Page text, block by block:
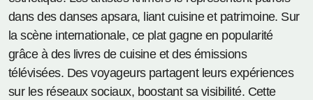
dans des danses apsara, liant cuisine et patrimoine. Sur
la scène internationale, ce plat gagne en popularité
grâce à des livres de cuisine et des émissions
télévisées. Des voyageurs partagent leurs expériences
sur les réseaux sociaux, boostant sa visibilité. Cette